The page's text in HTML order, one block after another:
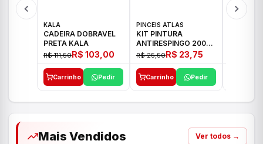
KALA
CADEIRA DOBRAVEL
PRETA KALA
R$ 111,50R$ 103,00
Carrinho Pedir
PINCEIS ATLAS
KIT PINTURA
ANTIRESPINGO 2003
ATLAS 03 PCS
R$ 25,50R$ 23,75
Carrinho Pedir
Mais Vendidos Ver todos →